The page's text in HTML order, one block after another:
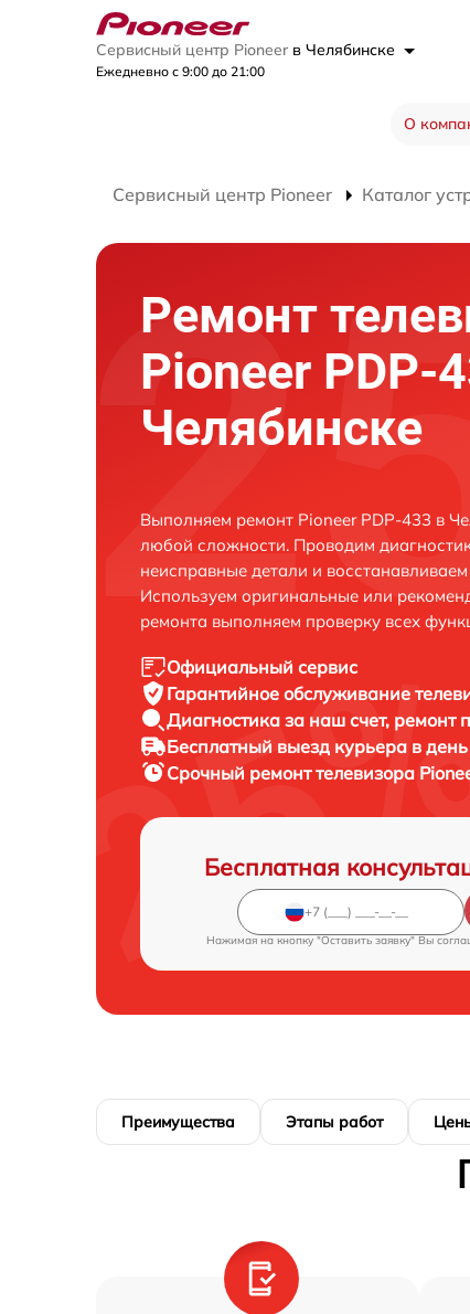
Сервисный центр Pioneer в Челябинске
Ежедневно с 9:00 до 21:00
О
Сервисный центр Pioneer Каталог
Ремонт
Pioneer PDP-
Челябинске
Выполняем ремонт Pioneer PDP-433 в
любой сложности. Проводим
неисправные детали и
Используем оригинальные или
ремонта выполняем проверку всех
Официальный сервис
Гарантийное обслуживание
Диагностика за наш счет, ремонт
Бесплатный выезд курьера в
Срочный ремонттелевизора
Бесплатная
Нажимая на кнопку "Оставить заявку" Вы
Преимущества Этапы работ